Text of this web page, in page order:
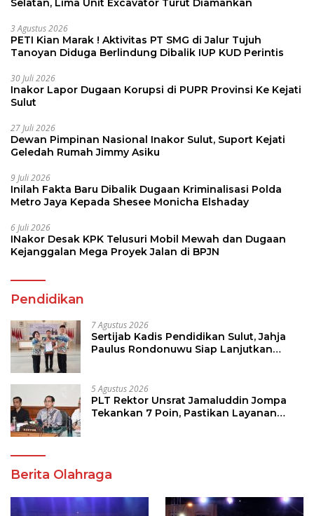
Selatan, Lima Unit Excavator Turut Diamankan
3 Agustus 2026
PETI Kian Marak ! Aktivitas PT SMG di Jalur Tujuh
Tanoyan Diduga Berlindung Dibalik IUP KUD Perintis
30 Juli 2026
Inakor Lapor Dugaan Korupsi di PUPR Provinsi Ke Kejati
Sulut
27 Juli 2026
Dewan Pimpinan Nasional Inakor Sulut, Suport Kejati
Geledah Rumah Jimmy Asiku
9 Juli 2026
Inilah Fakta Baru Dibalik Dugaan Kriminalisasi Polda
Metro Jaya Kepada Shesee Monicha Elshaday
6 Juli 2026
INakor Desak KPK Telusuri Mobil Mewah dan Dugaan
Kejanggalan Mega Proyek Jalan di BPJN
Pendidikan
7 Agustus 2026
Sertijab Kadis Pendidikan Sulut, Jahja
Paulus Rondonuwu Siap Lanjutkan
5 Agustus 2026
PLT Rektor Unsrat Jamaluddin Jompa
Tekankan 7 Poin, Pastikan Layanan
Berita Olahraga